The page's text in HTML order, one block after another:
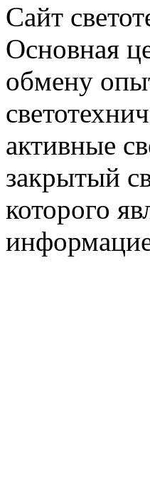
Сайт
Основная
обмену
активные
закрытый
которого